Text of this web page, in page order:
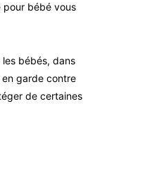
pour bébé vous
bébés, dans
garde contre
de certaines